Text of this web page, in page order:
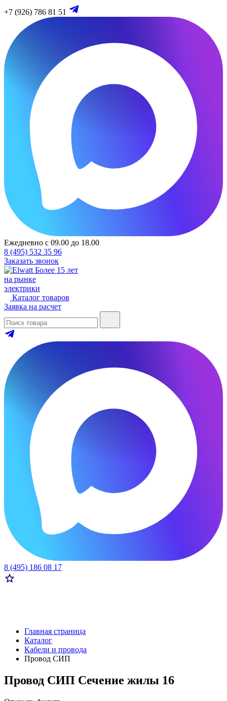
+7 (926) 786 81 51
Ежедневно с 09.00 до 18.00
8 (495) 532 35 96
Заказать звонок
Более 15 лет
на рынке
электрики
Каталог товаров
Заявка на расчет
8 (495) 186 08 17
Главная страница
Каталог
Кабели и провода
Провод СИП
Провод СИП Сечение жилы 16